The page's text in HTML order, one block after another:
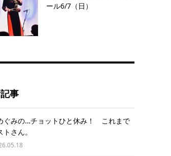
ール6/7（日）
事
ぐみの…チョットひと休み！ これまで
さん。